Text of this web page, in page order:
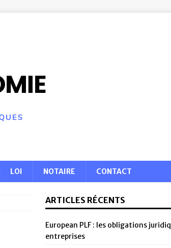
LOI NOTAIRE CONTACT
ARTICLES RÉCENTS
European PLF : les obligations
entreprises